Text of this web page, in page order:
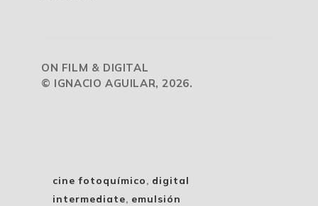
ON FILM & DIGITAL
© IGNACIO AGUILAR, 2026.
cine fotoquímico, digital
intermediate, emulsión